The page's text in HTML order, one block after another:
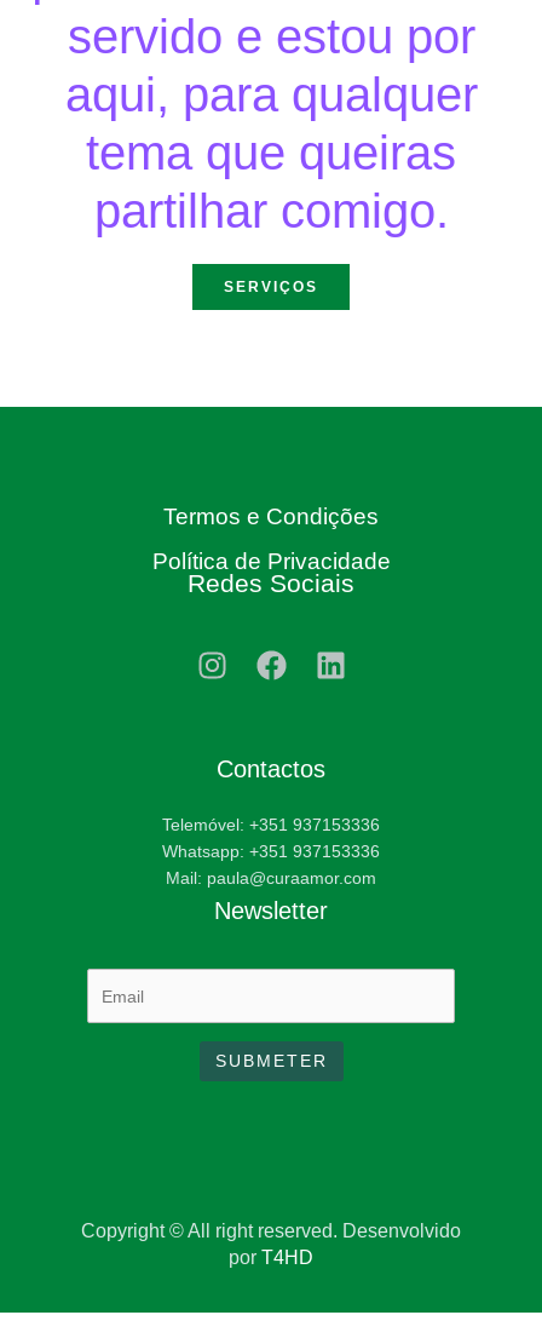
servido e estou por
aqui, para qualquer
tema que queiras
partilhar comigo.
SERVIÇOS
Termos e Condições
Política de Privacidade
Redes Sociais
Contactos
Telemóvel: +351 937153336
Whatsapp: +351 937153336
Mail: paula@curaamor.com
Newsletter
Copyright © All right reserved. Desenvolvido
por T4HD